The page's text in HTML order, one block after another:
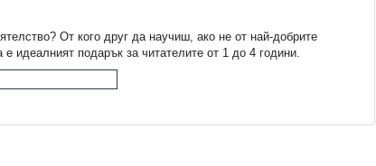
От кого друг да научиш, ако не от най-добрите
идеалният подарък за читателите от 1 до 4 години.